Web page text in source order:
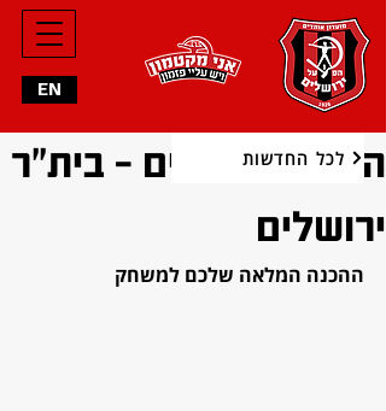
EN
הפועל ירושלים - בית"ר
ירושלים
ההכנה המלאה שלכם למשחק
לכל החדשות